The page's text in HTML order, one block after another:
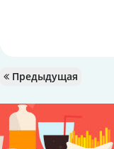
Предыдущая